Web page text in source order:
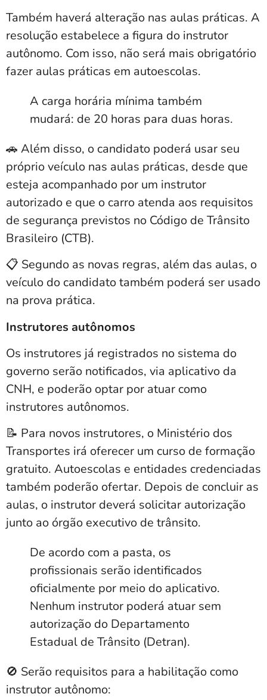
Também haverá alteração nas aulas práticas. A
resolução estabelece a figura do instrutor
autônomo. Com isso, não será mais obrigatório
fazer aulas práticas em autoescolas.
A carga horária mínima também
mudará: de 20 horas para duas horas.
🚗 Além disso, o candidato poderá usar seu
próprio veículo nas aulas práticas, desde que
esteja acompanhado por um instrutor
autorizado e que o carro atenda aos requisitos
de segurança previstos no Código de Trânsito
Brasileiro (CTB).
📋 Segundo as novas regras, além das aulas, o
veículo do candidato também poderá ser usado
na prova prática.
Instrutores autônomos
Os instrutores já registrados no sistema do
governo serão notificados, via aplicativo da
CNH, e poderão optar por atuar como
instrutores autônomos.
📝 Para novos instrutores, o Ministério dos
Transportes irá oferecer um curso de formação
gratuito. Autoescolas e entidades credenciadas
também poderão ofertar. Depois de concluir as
aulas, o instrutor deverá solicitar autorização
junto ao órgão executivo de trânsito.
De acordo com a pasta, os
profissionais serão identificados
oficialmente por meio do aplicativo.
Nenhum instrutor poderá atuar sem
autorização do Departamento
Estadual de Trânsito (Detran).
🚫 Serão requisitos para a habilitação como
instrutor autônomo: